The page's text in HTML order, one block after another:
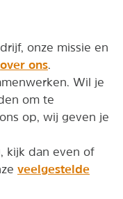
onze missie en
over ons
Wil je
om te
op, wij geven je
kijk dan even of
veelgestelde